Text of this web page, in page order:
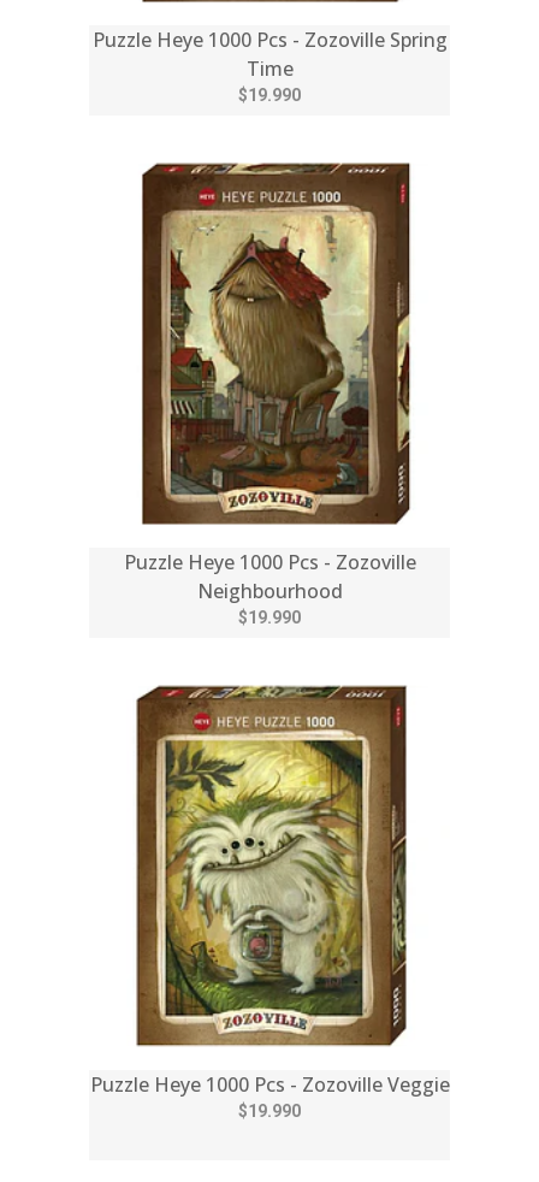
Puzzle Heye 1000 Pcs - Zozoville Spring
Time
$19.990
Puzzle Heye 1000 Pcs - Zozoville
Neighbourhood
$19.990
Puzzle Heye 1000 Pcs - Zozoville Veggie
$19.990